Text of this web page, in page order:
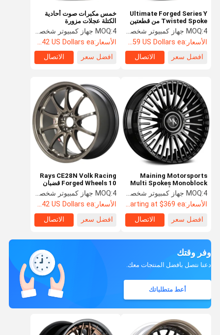
خمس مكبرات صوت أحادية
الكتلة عجلات مزورة
MOQ:4 جهاز كمبيوتر شخصى
الأسعار:Starting at $242 US Dollars ea
افضل سعر
الاتصال
Ultimate Forged Series Y
Twisted Spoke من قطعتين
عجلات مطروقة UF / 2-127
MOQ:4 جهاز كمبيوتر شخصى
الأسعار:Starting at $459 US Dollars ea
افضل سعر
الاتصال
Rays CE28N Volk Racing
Forged Wheels 10 قضبان
تشطيب مخصص
MOQ:4 جهاز كمبيوتر شخصى
الأسعار:Starting at $242 US Dollars ea
افضل سعر
الاتصال
Maining Motorsports
Multi Spokes Monoblock
عجلات مزورة أسود إجمالي
MOQ:4 جهاز كمبيوتر شخصى
الأسعار:Starting at $369 ea
افضل سعر
الاتصال
وفر وقتك
دعنا نتصل بأفضل المنتجات معك.
أعط متطلباتك